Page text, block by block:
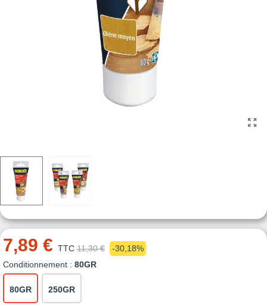
7,89 € TTC 11,30 €
-30,18%
Conditionnement : 80GR
80GR 250GR